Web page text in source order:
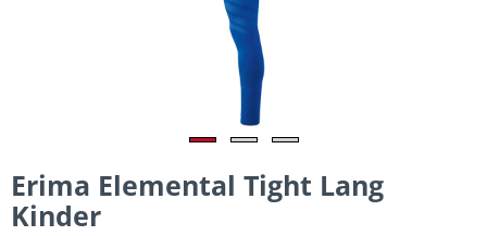
Erima Elemental Tight Lang
Kinder